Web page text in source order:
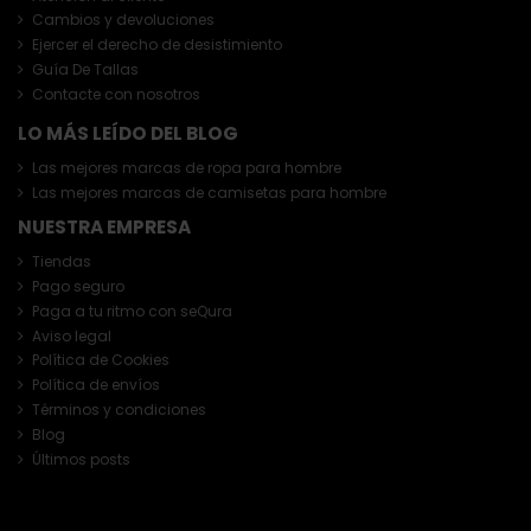
Cambios y devoluciones
Ejercer el derecho de desistimiento
Guía De Tallas
Contacte con nosotros
LO MÁS LEÍDO DEL BLOG
Las mejores marcas de ropa para hombre
Las mejores marcas de camisetas para hombre
NUESTRA EMPRESA
Tiendas
Pago seguro
Paga a tu ritmo con seQura
Aviso legal
Política de Cookies
Política de envíos
Términos y condiciones
Blog
Últimos posts